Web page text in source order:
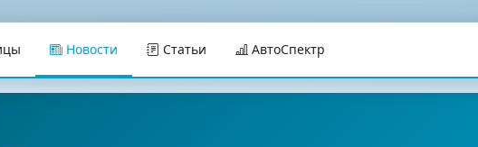
Новости Статьи АвтоСпектр